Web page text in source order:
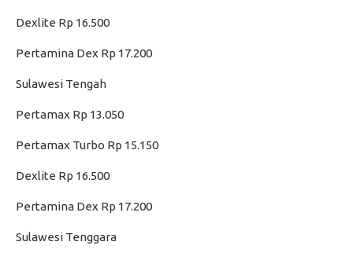
Dexlite Rp 16.500
Pertamina Dex Rp 17.200
Sulawesi Tengah
Pertamax Rp 13.050
Pertamax Turbo Rp 15.150
Dexlite Rp 16.500
Pertamina Dex Rp 17.200
Sulawesi Tenggara